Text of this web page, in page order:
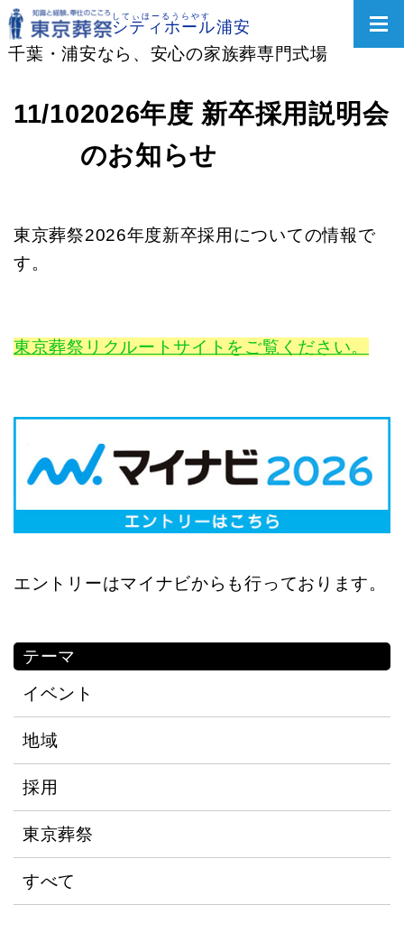
してぃほーるうらやす
シティホール浦安
千葉・浦安なら、安心の家族葬専門式場
必要なものが含まれた
おすすめ家族葬
式場へ生花・供花・お供物
家族葬館1階
家族葬館入口・駐車場
外観・駐車場
南口からバス
ご危篤・ご逝去で
11/102026年度 新卒採用説明会
のお知らせ
東京葬祭2026年度新卒採用についての情報で
す。
東京葬祭リクルートサイトをご覧ください。
エントリーはマイナビからも行っております。
テーマ
イベント
地域
採用
東京葬祭
すべて